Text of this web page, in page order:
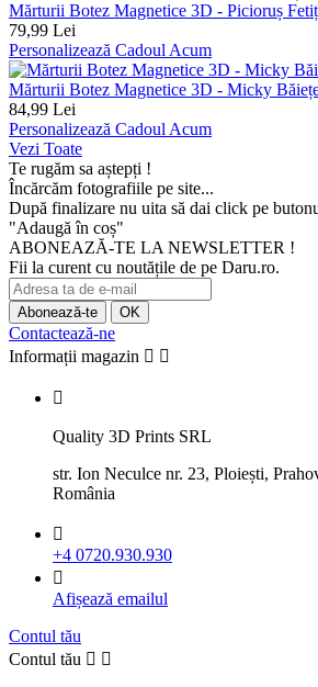
Mărturii Botez Magnetice 3D - Picioruș
79,99 Lei
Personalizează Cadoul Acum
Mărturii Botez Magnetice 3D - Micky
84,99 Lei
Personalizează Cadoul Acum
Vezi Toate
Te rugăm sa aștepți !
Încărcăm fotografiile pe site...
După finalizare nu uita să dai click pe
"Adaugă în coș"
ABONEAZĂ-TE LA NEWSLETTER !
Fii la curent cu noutățile de pe Daru.ro.
Contactează-ne
Informații magazin  

Quality 3D Prints SRL
str. Ion Neculce nr. 23, Ploiești,
România

+4 0720.930.930

Afișează emailul
Contul tău
Contul tău  